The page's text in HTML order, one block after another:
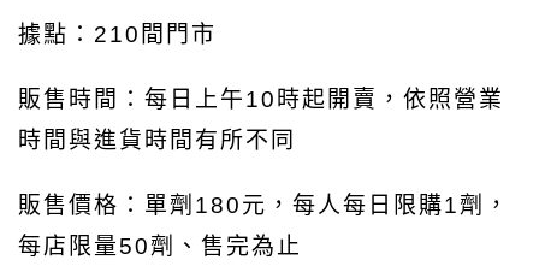
據點：210間門市
販售時間：每日上午10時起開賣，依照營業
時間與進貨時間有所不同
販售價格：單劑180元，每人每日限購1劑，
每店限量50劑、售完為止